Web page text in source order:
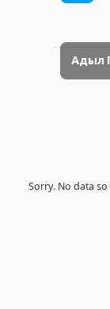
Адыл
Sorry. No data so